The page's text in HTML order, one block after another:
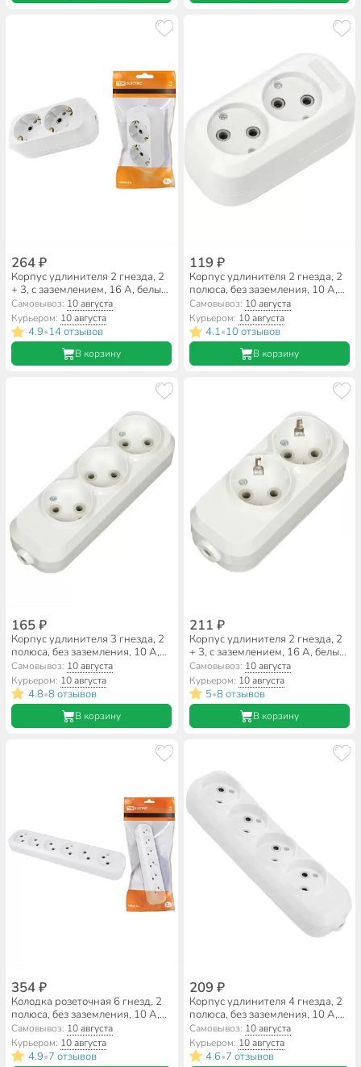
264 ₽
Корпус удлинителя 2 гнезда, 2
+ 3, с заземлением, 16 А, белый,
TDM Electric, SQ1806-0015
Самовывоз: 10 августа
Курьером: 10 августа
4.9•14 отзывов
В корзину
119 ₽
Корпус удлинителя 2 гнезда, 2
полюса, без заземления, 10 А,
3.5 кВт, Smartbuy, SBE-10-2-
00-N
Самовывоз: 10 августа
Курьером: 10 августа
4.1•10 отзывов
В корзину
165 ₽
Корпус удлинителя 3 гнезда, 2
полюса, без заземления, 10 А,
белый, TDM Electric, Народная,
SQ1806-0416
Самовывоз: 10 августа
Курьером: 10 августа
4.8•8 отзывов
В корзину
211 ₽
Корпус удлинителя 2 гнезда, 2
+ 3, с заземлением, 16 А, белый,
TDM Electric, Народная,
SQ1806-0414
Самовывоз: 10 августа
Курьером: 10 августа
5•8 отзывов
В корзину
354 ₽
Колодка розеточная 6 гнезд, 2
полюса, без заземления, 10 А,
белый, TDM Electric, SQ1806-
0038
Самовывоз: 10 августа
Курьером: 10 августа
4.9•7 отзывов
209 ₽
Корпус удлинителя 4 гнезда, 2
полюса, без заземления, 10 А,
белый, TDM Electric, Народная,
SQ1806-0419
Самовывоз: 10 августа
Курьером: 10 августа
4.6•7 отзывов